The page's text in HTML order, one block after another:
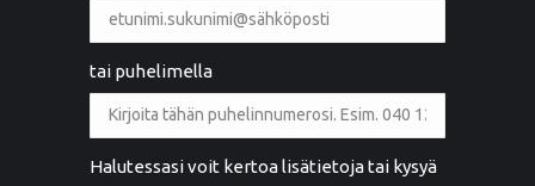
tai puhelimella
Halutessasi voit kertoa lisätietoja tai kysyä